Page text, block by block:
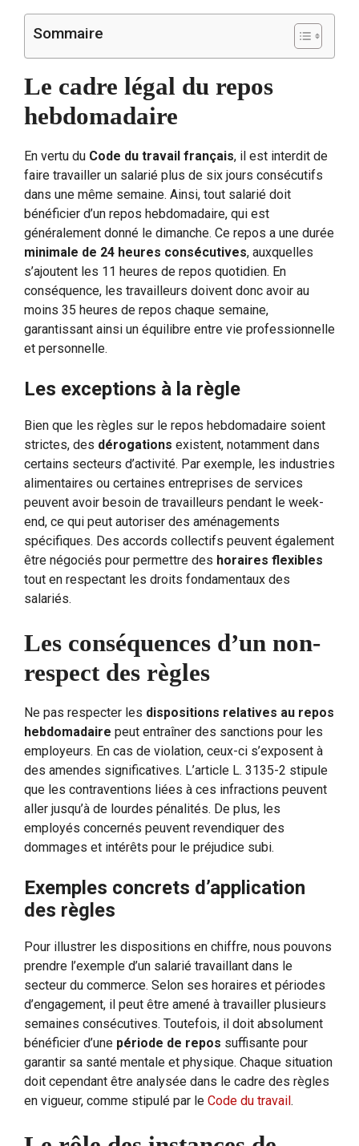
Sommaire
Le cadre légal du repos
hebdomadaire
En vertu du Code du travail français, il est interdit de
faire travailler un salarié plus de six jours consécutifs
dans une même semaine. Ainsi, tout salarié doit
bénéficier d’un repos hebdomadaire, qui est
généralement donné le dimanche. Ce repos a une durée
minimale de 24 heures consécutives, auxquelles
s’ajoutent les 11 heures de repos quotidien. En
conséquence, les travailleurs doivent donc avoir au
moins 35 heures de repos chaque semaine,
garantissant ainsi un équilibre entre vie professionnelle
et personnelle.
Les exceptions à la règle
Bien que les règles sur le repos hebdomadaire soient
strictes, des dérogations existent, notamment dans
certains secteurs d’activité. Par exemple, les industries
alimentaires ou certaines entreprises de services
peuvent avoir besoin de travailleurs pendant le week-
end, ce qui peut autoriser des aménagements
spécifiques. Des accords collectifs peuvent également
être négociés pour permettre des horaires flexibles
tout en respectant les droits fondamentaux des
salariés.
Les conséquences d’un non-
respect des règles
Ne pas respecter les dispositions relatives au repos
hebdomadaire peut entraîner des sanctions pour les
employeurs. En cas de violation, ceux-ci s’exposent à
des amendes significatives. L’article L. 3135-2 stipule
que les contraventions liées à ces infractions peuvent
aller jusqu’à de lourdes pénalités. De plus, les
employés concernés peuvent revendiquer des
dommages et intérêts pour le préjudice subi.
Exemples concrets d’application
des règles
Pour illustrer les dispositions en chiffre, nous pouvons
prendre l’exemple d’un salarié travaillant dans le
secteur du commerce. Selon ses horaires et périodes
d’engagement, il peut être amené à travailler plusieurs
semaines consécutives. Toutefois, il doit absolument
bénéficier d’une période de repos suffisante pour
garantir sa santé mentale et physique. Chaque situation
doit cependant être analysée dans le cadre des règles
en vigueur, comme stipulé par le Code du travail.